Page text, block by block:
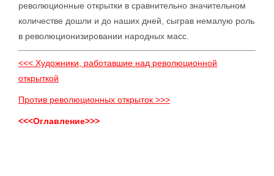
революционные открытки в сравнительно значительном
количестве дошли и до наших дней, сыграв немалую роль
в революционизировании народных масс.
<<< Художники, работавшие над революционной
открыткой
Против революционных открыток >>>
<<<Оглавление>>>